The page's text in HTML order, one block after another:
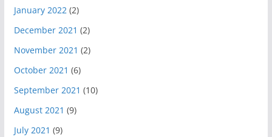
January 2022(2)
December 2021 (2)
November 2021 (2)
October 2021 (6)
September 2021 (10)
August 2021 (9)
July 2021 (9)